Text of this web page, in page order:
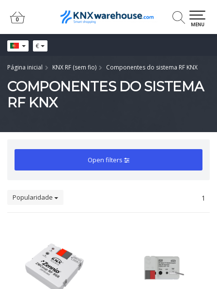
€
0
0
MENU
Página inicial KNX RF (sem fio) Componentes do sistema RF KNX
COMPONENTES DO SISTEMA
RF KNX
Open filters
Popularidade 1